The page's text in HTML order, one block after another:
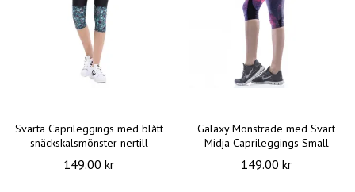
Svarta Caprileggings med blått
snäckskalsmönster nertill
149.00 kr
Galaxy Mönstrade med Svart
Midja Caprileggings Small
149.00 kr